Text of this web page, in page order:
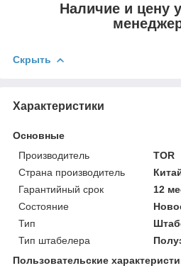
Наличие и цену
Скрыть
Характеристики
Основные
Производитель
TOR
Страна производитель
Гарантийный срок
12
Состояние
Тип
Тип штабелера
Пользовательские